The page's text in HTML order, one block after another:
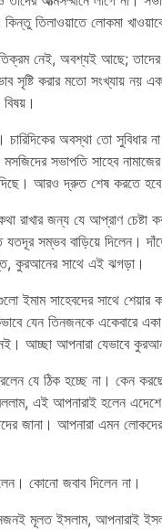
তিলাওয়াতে লোকমা
নেই, অবশ্যই আছে; তাদের
সৃষ্টি করার মতো সংখ্যায় নয়
অবস্থা তো সুবিধার
সভাপতি সাহেব
দিছে। আরও দ্রুত শেষ করতে
রাখার জন্য যে আপ্রাণ
যতদূর সম্ভব বাড়িয়ে দিলেন।
কুরআনের সাথে এই ঝগড়া।
ইমাম সাহেবদের সাথে
যেন তিনজনকে একেবারে
আচ্ছা আপনারা যেভাবে
যে ঠিক হচ্ছে না। কেন
এই আপনারাই হলেন
জানা। আপনারা এমন
কোনো জবাব দিলেন না।
মূলত ইসলাম, আপনারাই